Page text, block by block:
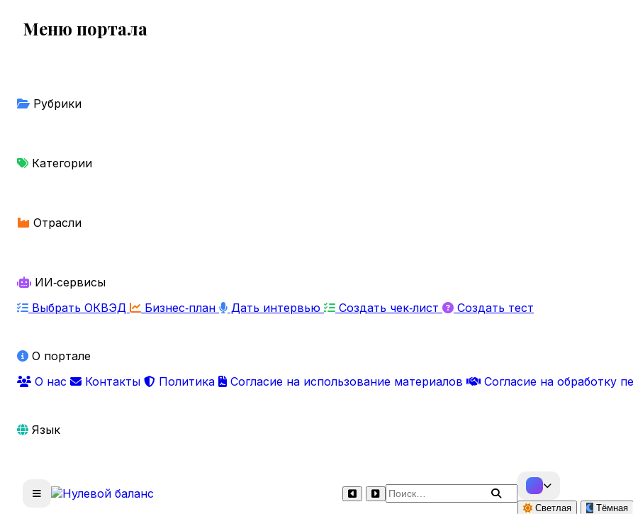
Меню портала
Рубрики
Категории
Отрасли
ИИ‑сервисы
Выбрать ОКВЭД
Бизнес‑план Дать интервью Создать чек‑лист Создать тест
О портале
О нас
Контакты Политика Согласие на использование материалов Согласие на обработку
Язык
Поиск по сайту
Светлая Тёмная